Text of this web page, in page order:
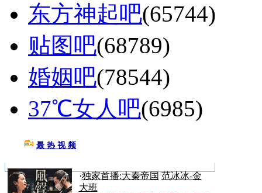
东方神起吧(65744)
贴图吧(68789)
婚姻吧(78544)
37℃女人吧(6985)
最 热 视 频
·独家首播:大秦帝国 范冰冰-金
大班